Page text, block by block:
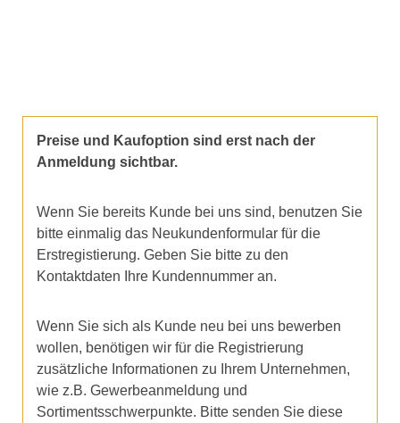
Preise und Kaufoption sind erst nach der
Anmeldung sichtbar.
Wenn Sie bereits Kunde bei uns sind, benutzen Sie
bitte einmalig das Neukundenformular für die
Erstregistierung. Geben Sie bitte zu den
Kontaktdaten Ihre Kundennummer an.
Wenn Sie sich als Kunde neu bei uns bewerben
wollen, benötigen wir für die Registrierung
zusätzliche Informationen zu Ihrem Unternehmen,
wie z.B. Gewerbeanmeldung und
Sortimentsschwerpunkte. Bitte senden Sie diese